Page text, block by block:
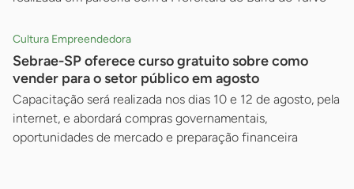
Cultura Empreendedora
Sebrae-SP oferece curso gratuito sobre como
vender para o setor público em agosto
Capacitação será realizada nos dias 10 e 12 de agosto, pela
internet, e abordará compras governamentais,
oportunidades de mercado e preparação financeira